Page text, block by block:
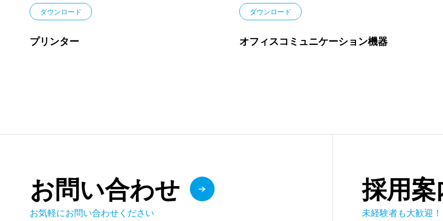
ダウンロード
プリンター
ダウンロード
オフィスコミュニケーション機器
お問い合わせ
お気軽にお問い合わせください
採用案
未経験者も大歓迎！